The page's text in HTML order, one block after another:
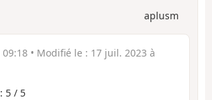
aplusm
• Modifié le : 17 juil. 2023 à
: 5 / 5